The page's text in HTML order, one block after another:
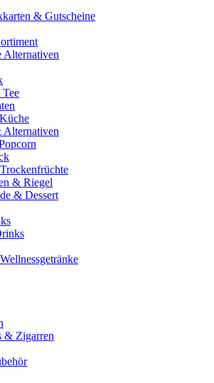
& Gutscheine
Alternativen
Alternativen
& Riegel
& Dessert
& Zigarren